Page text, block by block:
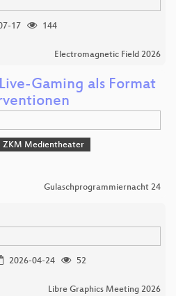
17
144
Electromagnetic Field 2026
Gaming als Format
ZKM Medientheater
Gulaschprogrammiernacht 24
2026-04-24
52
Libre Graphics Meeting 2026